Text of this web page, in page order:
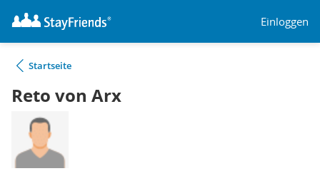
Einloggen
Startseite
Reto von Arx